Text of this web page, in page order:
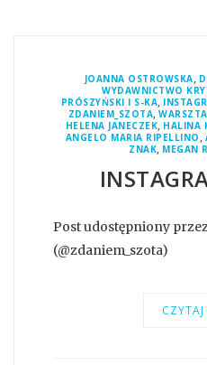
JOANNA OSTROWSKA,
WYDAWNICTWO
PRÓSZYŃSKI I S-KA,
ZDANIEM_SZOTA,
HELENA JANECZEK, HALINA
ANGELO MARIA RIPELLINO ,
ZNAK, MEGAN
Post udostępniony
(@zdaniem_szota)
CZYTAJ